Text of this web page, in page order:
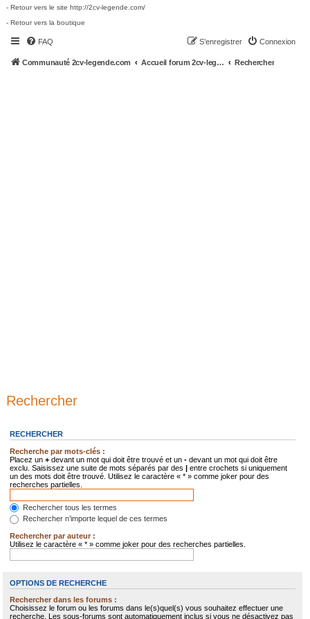
- Retour vers le site http://2cv-legende.com/
- Retour vers la boutique
FAQ Connexion
S’enregistrer
Communauté 2cv-legende.com Accueil forum 2cv-legende.com Rechercher
Rechercher
RECHERCHER
Recherche par mots-clés :
Placez un + devant un mot qui doit être trouvé et un - devant un mot qui doit être
exclu. Saisissez une suite de mots séparés par des | entre crochets si uniquement
un des mots doit être trouvé. Utilisez le caractère « * » comme joker pour des
recherches partielles.
Rechercher tous les termes
Rechercher n’importe lequel de ces termes
Rechercher par auteur :
Utilisez le caractère « * » comme joker pour des recherches partielles.
OPTIONS DE RECHERCHE
Rechercher dans les forums :
Choisissez le forum ou les forums dans le(s)quel(s) vous souhaitez effectuer une
recherche. Les sous-forums sont automatiquement inclus si vous ne désactivez pas